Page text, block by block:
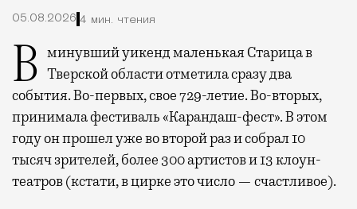
05.08.2026 4 мин. чтения
В минувший уикенд маленькая Старица в Тверской области отметила сразу два
события. Во-первых, свое 729-летие. Во-вторых,
принимала фестиваль «Карандаш-фест». В этом
году он прошел уже во второй раз и собрал 10
тысяч зрителей, более 300 артистов и 13 клоун-
театров (кстати, в цирке это число — счастливое).